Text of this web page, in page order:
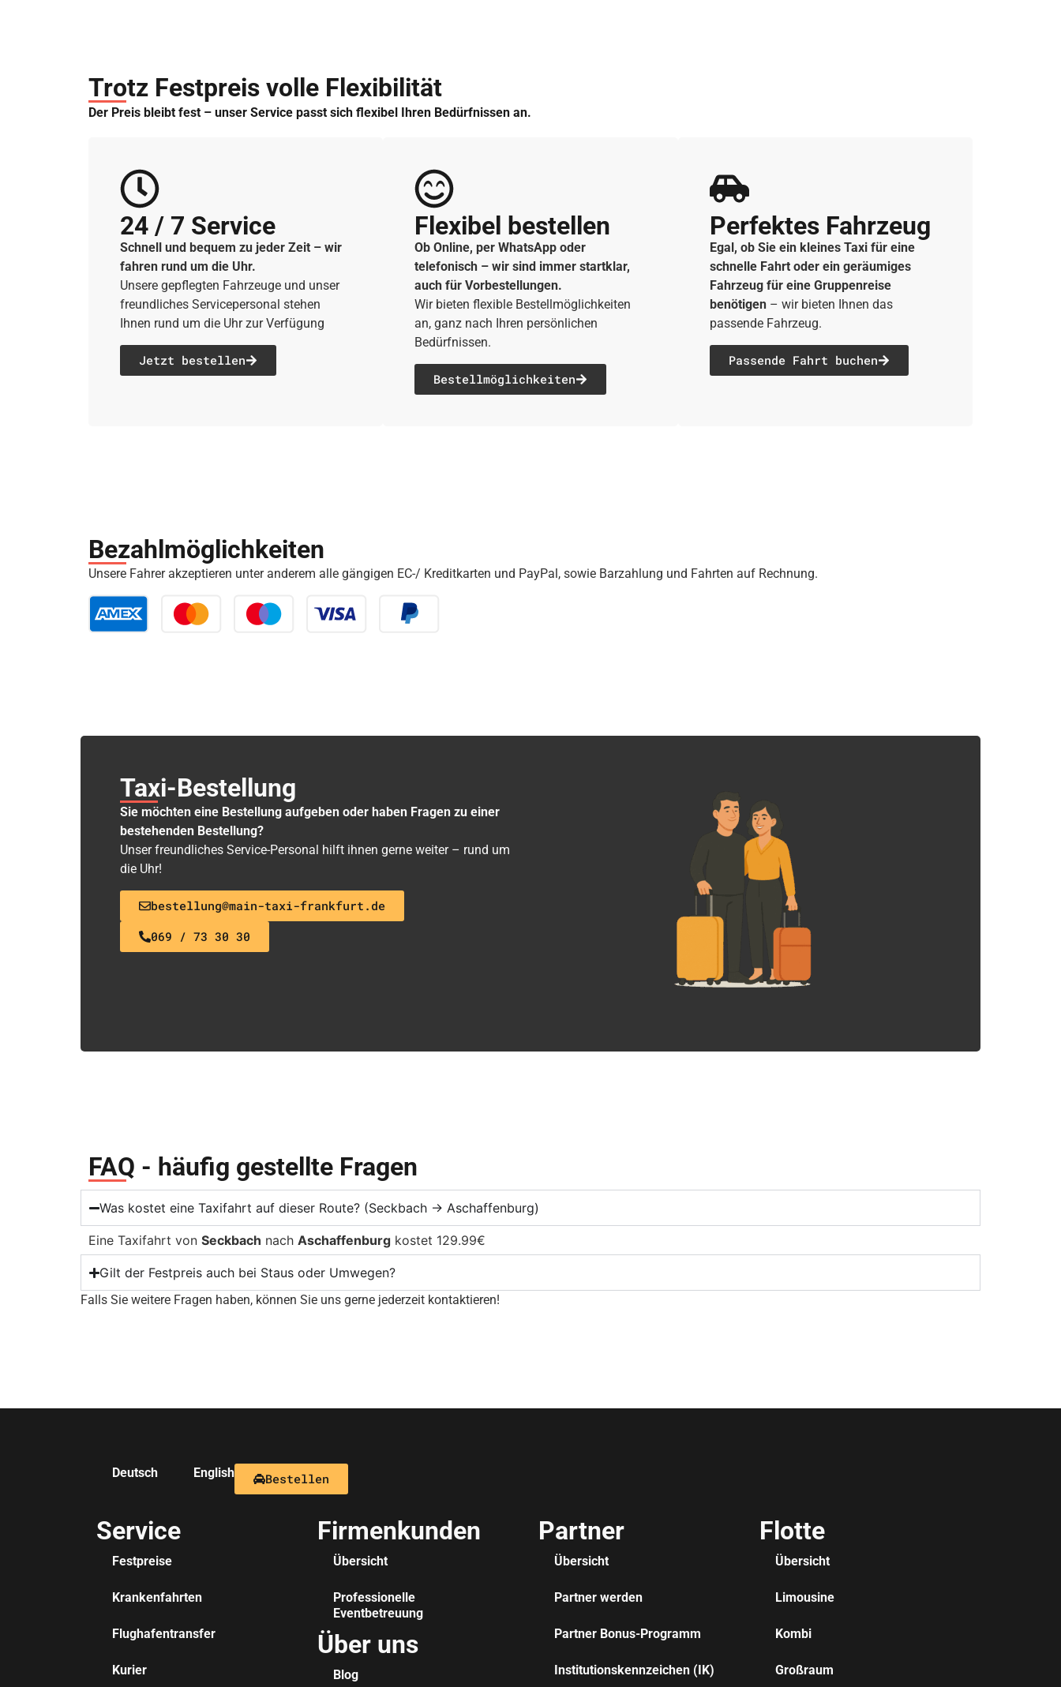
Trotz Festpreis volle Flexibilität
Der Preis bleibt fest – unser Service passt sich flexibel Ihren Bedürfnissen an.
24 / 7 Service
Schnell und bequem zu jeder Zeit – wir
fahren rund um die Uhr.
Unsere gepflegten Fahrzeuge und unser
freundliches Servicepersonal stehen
Ihnen rund um die Uhr zur Verfügung
Jetzt bestellen
Flexibel bestellen
Ob Online, per WhatsApp oder
telefonisch – wir sind immer startklar,
auch für Vorbestellungen.
Wir bieten flexible Bestellmöglichkeiten
an, ganz nach Ihren persönlichen
Bedürfnissen.
Bestell­möglichkeiten
Perfektes Fahrzeug
Egal, ob Sie ein kleines Taxi für eine
schnelle Fahrt oder ein geräumiges
Fahrzeug für eine Gruppenreise
benötigen– wir bieten Ihnen das
passende Fahrzeug.
Passende Fahrt buchen
Bezahl­möglich­keiten
Unsere Fahrer akzeptieren unter anderem alle gängigen EC-/ Kreditkarten und PayPal, sowie Barzahlung und Fahrten auf Rechnung.
Taxi-Bestellung
Sie möchten eine Bestellung aufgeben oder haben Fragen zu einer
bestehenden Bestellung?
Unser freundliches Service-Personal hilft ihnen gerne weiter – rund um
die Uhr!
bestellung@main-taxi-frankfurt.de
069 / 73 30 30
FAQ - häufig gestellte Fragen
Was kostet eine Taxifahrt auf dieser Route? (Seckbach → Aschaffenburg)
Eine Taxifahrt von Seckbach nach Aschaffenburg kostet 129.99€
Gilt der Festpreis auch bei Staus oder Umwegen?
Falls Sie weitere Fragen haben, können Sie uns gerne jederzeit kontaktieren!
Deutsch English Bestellen
Service
Festpreise
Krankenfahrten
Flughafentransfer
Kurier
Firmenkunden
Übersicht
Professionelle
Eventbetreuung
Über uns
Blog
Partner
Übersicht
Partner werden
Partner Bonus-Programm
Institutionskennzeichen (IK)
Flotte
Übersicht
Limousine
Kombi
Großraum